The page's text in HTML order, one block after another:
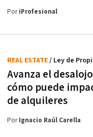
PoriProfesional
Avanza el
cómo puede
de alquileres
REAL ESTATE/ Ley de
PorIgnacio Raúl Carella